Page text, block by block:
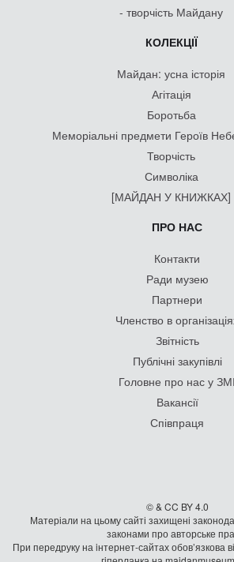
- творчість Майдану
КОЛЕКЦІЇ
Майдан: усна історія
Агітація
Боротьба
Меморіальні предмети Героїв
Творчість
Символіка
[МАЙДАН У КНИЖКАХ]
ПРО НАС
Контакти
Ради музею
Партнери
Членство в
Звітність
Публічні закупівлі
Головне про нас у ЗМІ
Вакансії
Співпраця
© & CC BY 4.0
Матеріали на цьому сайті захищені
законами про авторське
При передруку на iнтернет-сайтах обов’язкова